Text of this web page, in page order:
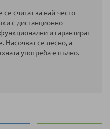
считат за най-често
с дистанционно
и гарантират
Насочват се лесно, а
употреба е пълно.